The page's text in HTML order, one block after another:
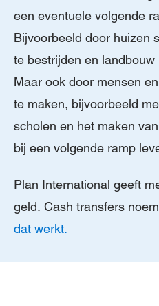
een eventuele volgende
Bijvoorbeeld door huizen
te bestrijden en
Maar ook door mensen
te maken, bijvoorbeeld
scholen en het maken
bij een volgende ramp
Plan International geeft
geld. Cash transfers
dat werkt.